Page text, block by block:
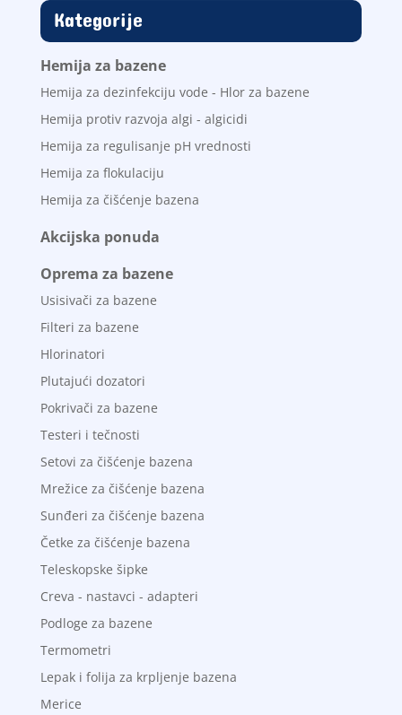
Kategorije
Hemija za bazene
Hemija za dezinfekciju vode - Hlor za bazene
Hemija protiv razvoja algi - algicidi
Hemija za regulisanje pH vrednosti
Hemija za flokulaciju
Hemija za čišćenje bazena
Akcijska ponuda
Oprema za bazene
Usisivači za bazene
Filteri za bazene
Hlorinatori
Plutajući dozatori
Pokrivači za bazene
Testeri i tečnosti
Setovi za čišćenje bazena
Mrežice za čišćenje bazena
Sunđeri za čišćenje bazena
Četke za čišćenje bazena
Teleskopske šipke
Creva - nastavci - adapteri
Podloge za bazene
Termometri
Lepak i folija za krpljenje bazena
Merice